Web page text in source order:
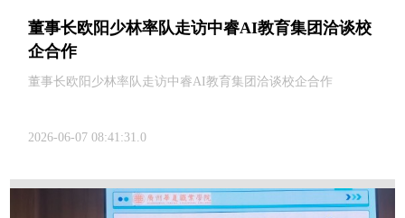
董事长欧阳少林率队走访中睿AI教育集团洽谈校
企合作
董事长欧阳少林率队走访中睿AI教育集团洽谈校企合作
2026-06-07 08:41:31.0